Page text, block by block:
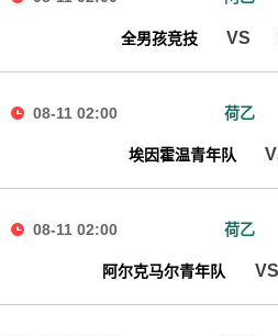
全男孩竞技 VS
08-11 02:00 荷乙
埃因霍温青年队
08-11 02:00 荷乙
阿尔克马尔青年队 VS